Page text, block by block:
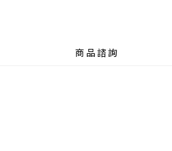
商品諮詢